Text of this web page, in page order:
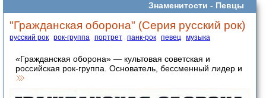
Знаменитости - Певцы
"Гражданская оборона" (Серия русский рок)
русский рок рок-группа портрет панк-рок певец музыка
«Гражданская оборона» — культовая советская и
российская рок-группа. Основатель, бессменный лидер и